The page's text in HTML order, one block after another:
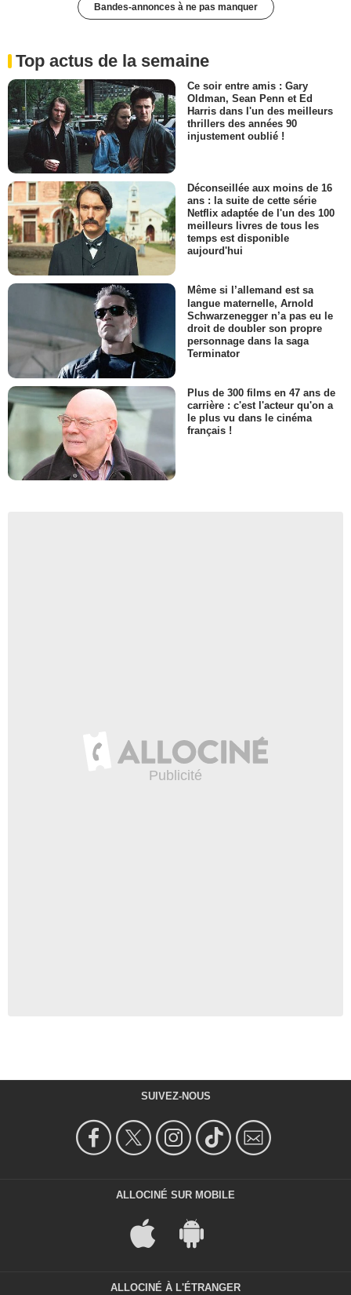
Bandes-annonces à ne pas manquer
Top actus de la semaine
Ce soir entre amis : Gary
Oldman, Sean Penn et Ed
Harris dans l'un des meilleurs
thrillers des années 90
injustement oublié !
Déconseillée aux moins de 16
ans : la suite de cette série
Netflix adaptée de l'un des 100
meilleurs livres de tous les
temps est disponible
aujourd'hui
Même si l’allemand est sa
langue maternelle, Arnold
Schwarzenegger n’a pas eu le
droit de doubler son propre
personnage dans la saga
Terminator
Plus de 300 films en 47 ans de
carrière : c'est l'acteur qu'on a
le plus vu dans le cinéma
français !
SUIVEZ-NOUS
ALLOCINÉ SUR MOBILE
ALLOCINÉ À L'ÉTRANGER